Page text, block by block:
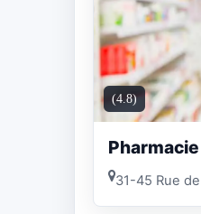
(4.8)
31-45 Rue